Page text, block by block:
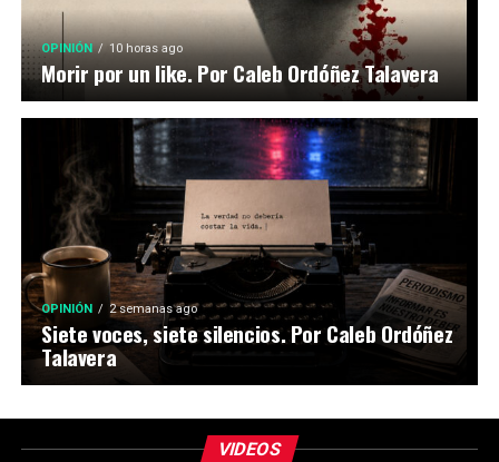
OPINIÓN 10 horas ago
Morir por un like. Por Caleb Ordóñez Talavera
OPINIÓN 2 semanas ago
Siete voces, siete silencios. Por Caleb Ordóñez
Talavera
VIDEOS